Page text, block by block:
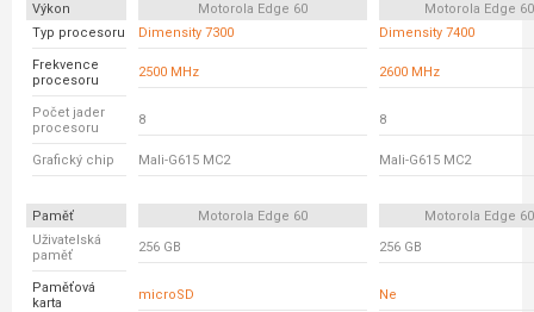
Výkon Motorola Edge 60
Motorola Edge
Typ procesoru
Dimensity 7300 Dimensity 7400
Frekvence
procesoru
2500 MHz 2600 MHz
Počet jader
procesoru
8 8
Grafický chip Mali-G615 MC2 Mali-G615 MC2
Paměť Motorola Edge 60
Motorola Edge
Uživatelská
paměť
256 GB 256 GB
Paměťová
karta
microSD Ne